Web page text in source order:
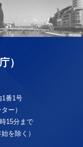
）
番1号
ー）
15分まで
を除く）